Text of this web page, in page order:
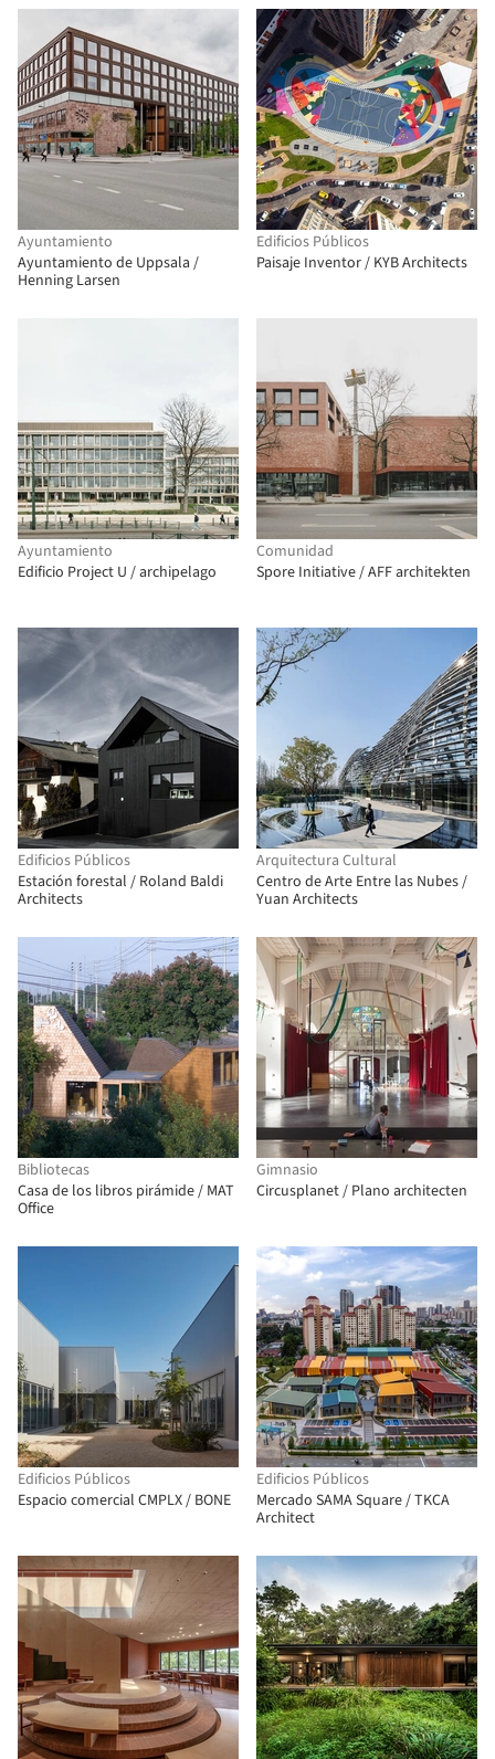
Ayuntamiento
Ayuntamiento de Uppsala /
Henning Larsen
Edificios Públicos
Paisaje Inventor / KYB Architects
Ayuntamiento
Edificio Project U / archipelago
Comunidad
Spore Initiative / AFF architekten
Edificios Públicos
Estación forestal / Roland Baldi
Architects
Arquitectura Cultural
Centro de Arte Entre las Nubes /
Yuan Architects
Bibliotecas
Casa de los libros pirámide / MAT
Office
Gimnasio
Circusplanet / Plano architecten
Edificios Públicos
Espacio comercial CMPLX / BONE
Edificios Públicos
Mercado SAMA Square / TKCA
Architect